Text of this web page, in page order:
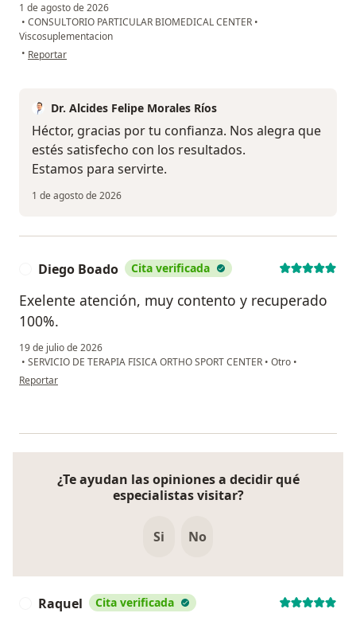
1 de agosto de 2026
• CONSULTORIO PARTICULAR BIOMEDICAL CENTER •
Viscosuplementacion
• en opinión del usuario Héctor Córdova
Reportar
Dr. Alcides Felipe Morales Ríos
Héctor, gracias por tu confianza. Nos alegra que
estés satisfecho con los resultados.
Estamos para servirte.
1 de agosto de 2026
Diego Boado Cita verificada
Exelente atención, muy contento y recuperado
100%.
19 de julio de 2026
• SERVICIO DE TERAPIA FISICA ORTHO SPORT CENTER • Otro •
en opinión del usuario Diego Boado
Reportar
¿Te ayudan las opiniones a decidir qué
especialistas visitar?
Si No
Raquel Cita verificada